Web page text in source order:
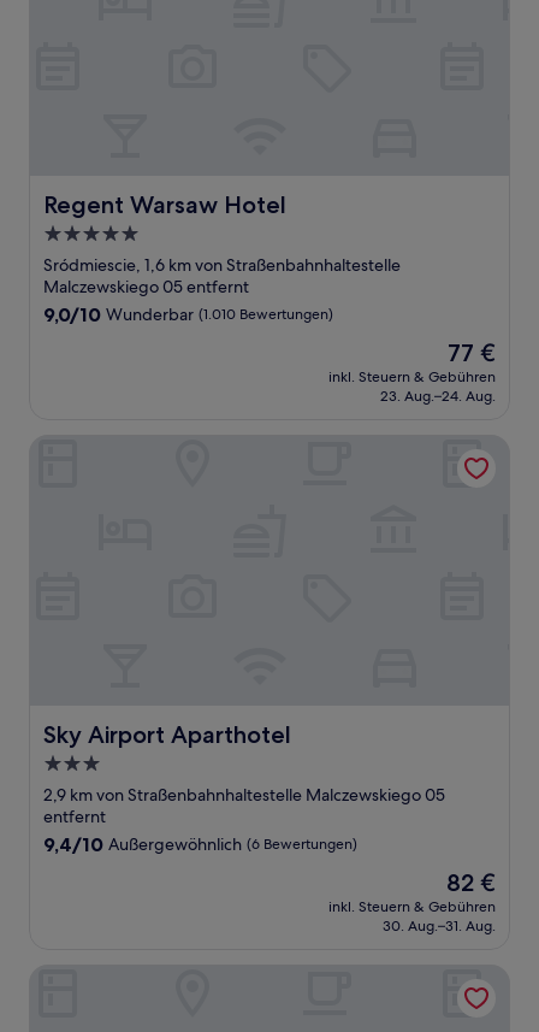
Regent Warsaw Hotel
Regent Warsaw Hotel
5.0-
Sterne-
Unterkunft
Sródmiescie, 1,6 km von Straßenbahnhaltestelle
Malczewskiego 05 entfernt
9.0
9,0/10 Wunderbar (1.010 Bewertungen)
Der
Preis
beträgt
77 €
inkl. Steuern & Gebühren
23. Aug.–24. Aug.
Sky Airport Aparthotel
Sky Airport Aparthotel
3.0-
Sterne-
Unterkunft
2,9 km von Straßenbahnhaltestelle Malczewskiego 05
entfernt
9.4
9,4/10 Außergewöhnlich (6 Bewertungen)
Der
Preis
beträgt
82 €
inkl. Steuern & Gebühren
30. Aug.–31. Aug.